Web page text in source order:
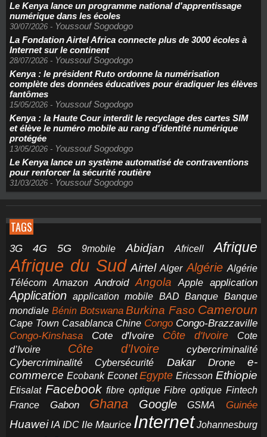
Le Kenya lance un programme national d'apprentissage
numérique dans les écoles
30/07/2026 - Youssouf Sogodogo
La Fondation Airtel Africa connecte plus de 3000 écoles à
Internet sur le continent
28/07/2026 - Youssouf Sogodogo
Kenya : le président Ruto ordonne la numérisation
complète des données éducatives pour éradiquer les élèves
fantômes
15/05/2026 - Youssouf Sogodogo
Kenya : la Haute Cour interdit le recyclage des cartes SIM
et élève le numéro mobile au rang d'identité numérique
protégée
13/05/2026 - Youssouf Sogodogo
Le Kenya lance un système automatisé de contraventions
pour renforcer la sécurité routière
31/03/2026 - Youssouf Sogodogo
TAGS
3G 4G 5G 9mobile Abidjan Africell Afrique
Afrique du Sud Airtel Alger Algérie Algérie
Télécom
Amazon Android Angola Apple application
Application application mobile BAD Banque Banque
mondiale Bénin Botswana Burkina Faso Cameroun
Cape Town Casablanca Chine Congo Congo-Brazzaville
Congo-Kinshasa Cote d'Ivoire Côte d'Ivoire
Cote
d’Ivoire
Côte d’Ivoire
cybercriminalité
Cybercriminalité
Cybersécurité Dakar Drone
e-
commerce Ecobank Econet Egypte Ericsson Ethiopie
Etisalat Facebook fibre optique Fibre optique Fintech
France
Gabon Ghana Google GSMA Guinée
Huawei IA IDC Ile Maurice Internet Johannesburg